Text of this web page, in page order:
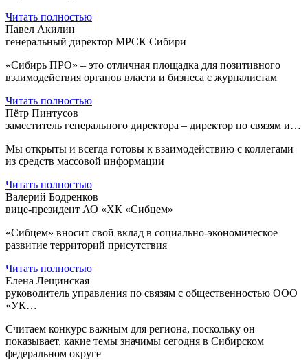
Читать полностью
Павел Акилин
генеральный директор МРСК Сибири
«Сибирь ПРО» – это отличная площадка для позитивного
взаимодействия органов власти и бизнеса с журналистам
Читать полностью
Пётр Пинтусов
заместитель генерального директора – директор по связям и…
Мы открыты и всегда готовы к взаимодействию с коллегами
из средств массовой информации
Читать полностью
Валерий Бодренков
вице-президент АО «ХК «Сибцем»
«Сибцем» вносит свой вклад в социально-экономическое
развитие территорий присутствия
Читать полностью
Елена Лещинская
руководитель управления по связям с общественностью ООО
«УК…
Считаем конкурс важным для региона, поскольку он
показывает, какие темы значимы сегодня в Сибирском
федеральном округе